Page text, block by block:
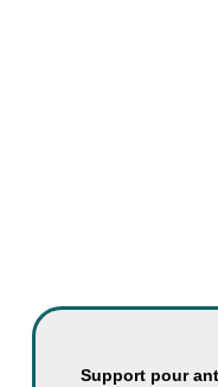
Support pour